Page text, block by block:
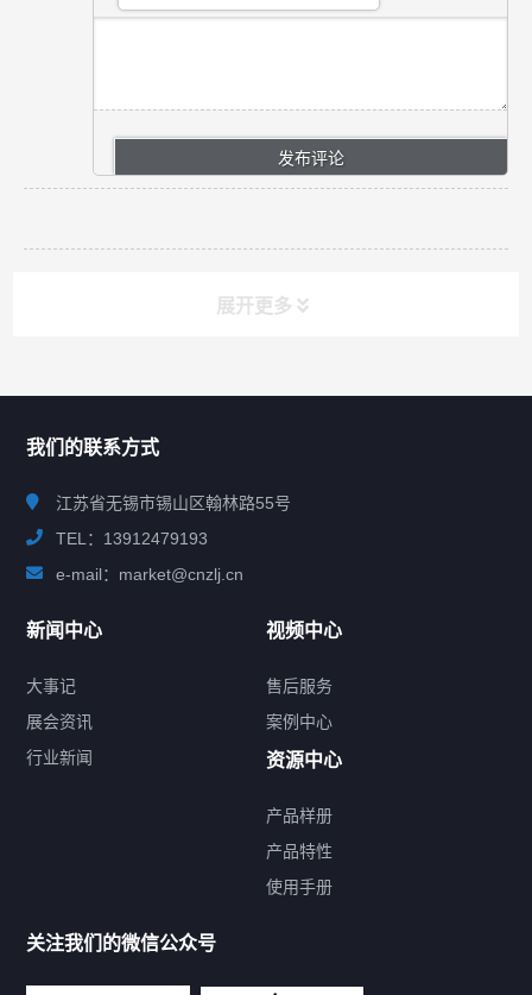
展开更多
提交您的需求，免费获取产品资料
--亦可拨打我们的24小时服务咨询热线--
我们的联系方式
江苏省无锡市锡山区翰林路55号
TEL：13912479193
e-mail：market@cnzlj.cn
新闻中心
大事记
展会资讯
行业新闻
视频中心
售后服务
案例中心
资源中心
产品样册
产品特性
使用手册
关注我们的微信公众号